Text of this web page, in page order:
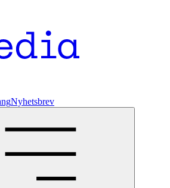
Nyhetsbrev